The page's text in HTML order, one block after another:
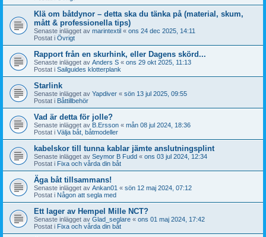
Klä om båtdynor – detta ska du tänka på (material, skum,
mått & professionella tips)
Senaste inlägget av marintextil « ons 24 dec 2025, 14:11
Postat i Övrigt
Rapport från en skurhink, eller Dagens skörd...
Senaste inlägget av Anders S « ons 29 okt 2025, 11:13
Postat i Sailguides klotterplank
Starlink
Senaste inlägget av Yapdiver « sön 13 jul 2025, 09:55
Postat i Båttillbehör
Vad är detta för jolle?
Senaste inlägget av B.Ersson « mån 08 jul 2024, 18:36
Postat i Välja båt, båtmodeller
kabelskor till tunna kablar jämte anslutningsplint
Senaste inlägget av Seymor B Fudd « ons 03 jul 2024, 12:34
Postat i Fixa och vårda din båt
Äga båt tillsammans!
Senaste inlägget av Ankan01 « sön 12 maj 2024, 07:12
Postat i Någon att segla med
Ett lager av Hempel Mille NCT?
Senaste inlägget av Glad_seglare « ons 01 maj 2024, 17:42
Postat i Fixa och vårda din båt